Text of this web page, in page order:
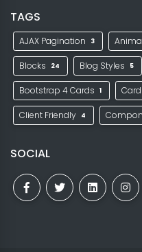
TAGS
AJAX Pagination 3
Blocks 24 Blog Styles 5
Bootstrap 4 Cards 1
Client Friendly 4
SOCIAL